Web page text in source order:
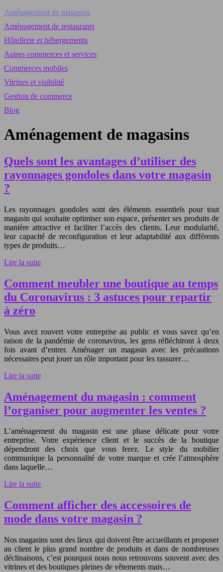
Aménagement de magasins
Aménagement de restaurants
Hôtellerie et hébergements
Autres commerces et services
Commerces mobiles
Vitrines et visibilité
Gestion de commerce
Blog
Aménagement de magasins
Quels sont les avantages d’utiliser des
rayonnages gondoles dans votre magasin
?
Les rayonnages gondoles sont des éléments essentiels pour tout
magasin qui souhaite optimiser son espace, présenter ses produits de
manière attractive et faciliter l’accès des clients. Leur modularité,
leur capacité de reconfiguration et leur adaptabilité aux différents
types de produits…
Lire la suite
Comment meubler une boutique au temps
du Coronavirus : 3 astuces pour repartir
à zéro
Vous avez rouvert votre entreprise au public et vous savez qu’en
raison de la pandémie de coronavirus, les gens réfléchiront à deux
fois avant d’entrer. Aménager un magasin avec les précautions
nécessaires peut jouer un rôle important pour les rassurer…
Lire la suite
Aménagement du magasin : comment
l’organiser pour augmenter les ventes ?
L’aménagement du magasin est une phase délicate pour votre
entreprise. Votre expérience client et le succès de la boutique
dépendront des choix que vous ferez. Le style du mobilier
communique la personnalité de votre marque et crée l’atmosphère
dans laquelle…
Lire la suite
Comment afficher des accessoires de
mode dans votre magasin ?
Nos magasins sont des lieux qui doivent être accueillants et proposer
au client le plus grand nombre de produits et dans de nombreuses
déclinaisons, c’est pourquoi nous nous retrouvons souvent avec des
vitrines et des boutiques pleines de vêtements mais…